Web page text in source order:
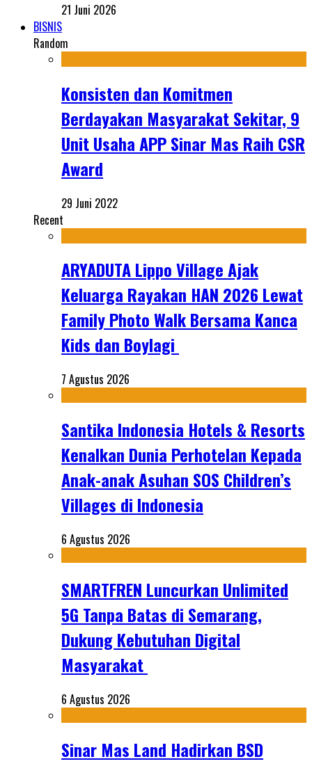
21 Juni 2026
BISNIS
Random
Konsisten dan Komitmen
Berdayakan Masyarakat Sekitar, 9
Unit Usaha APP Sinar Mas Raih CSR
Award
29 Juni 2022
Recent
ARYADUTA Lippo Village Ajak
Keluarga Rayakan HAN 2026 Lewat
Family Photo Walk Bersama Kanca
Kids dan Boylagi
7 Agustus 2026
Santika Indonesia Hotels & Resorts
Kenalkan Dunia Perhotelan Kepada
Anak-anak Asuhan SOS Children’s
Villages di Indonesia
6 Agustus 2026
SMARTFREN Luncurkan Unlimited
5G Tanpa Batas di Semarang,
Dukung Kebutuhan Digital
Masyarakat
6 Agustus 2026
Sinar Mas Land Hadirkan BSD